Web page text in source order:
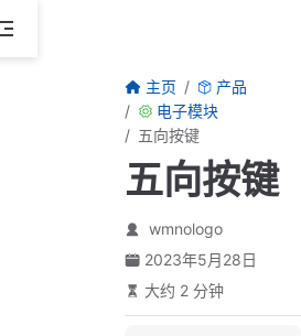
主页
产品
电子模块
五向按键
五向按键
wmnologo
2023年5月28日
大约 2 分钟